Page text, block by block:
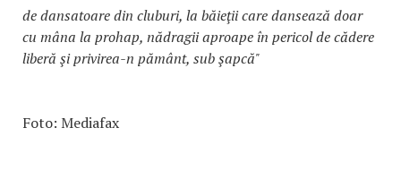
de dansatoare din cluburi, la băieţii care dansează doar
cu mâna la prohap, nădragii aproape în pericol de cădere
liberă şi privirea-n pământ, sub şapcă"
Foto: Mediafax